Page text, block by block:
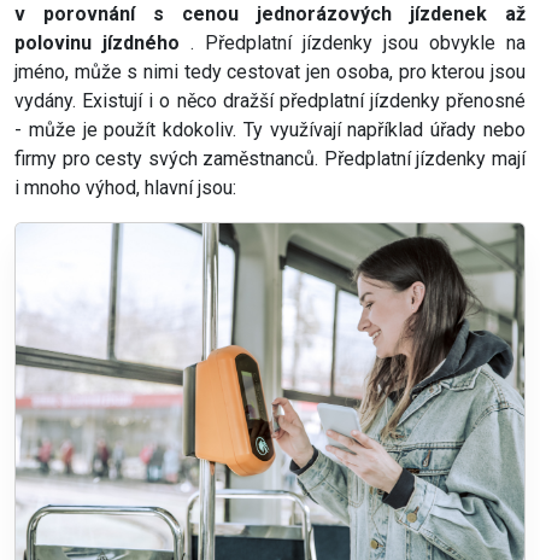
v porovnání s cenou jednorázových jízdenek až
polovinu jízdného . Předplatní jízdenky jsou obvykle na
jméno, může s nimi tedy cestovat jen osoba, pro kterou jsou
vydány. Existují i o něco dražší předplatní jízdenky přenosné
- může je použít kdokoliv. Ty využívají například úřady nebo
firmy pro cesty svých zaměstnanců. Předplatní jízdenky mají
i mnoho výhod, hlavní jsou: